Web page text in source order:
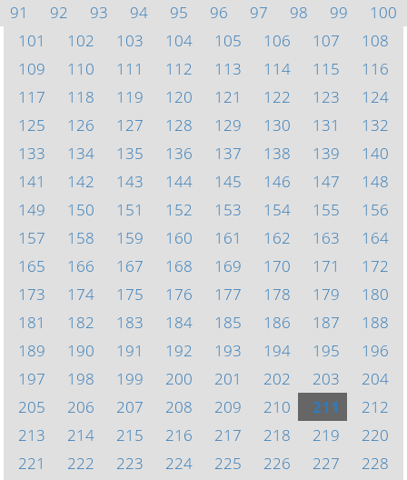
91
92 93 94 95 96 97 98 99
100
101
102 103 104 105 106 107
108
109
110 111 112 113 114 115
116
117
118 119 120 121 122 123
124
125
126 127 128 129 130 131
132
133
134 135 136 137 138 139
140
141
142 143 144 145 146 147
148
149
150 151 152 153 154 155
156
157
158 159 160 161 162 163
164
165
166 167 168 169 170 171
172
173
174 175 176 177 178 179
180
181
182 183 184 185 186 187
188
189
190 191 192 193 194 195
196
197
198 199 200 201 202 203
204
205
206 207 208 209 210 211
212
213
214 215 216 217 218 219
220
221
222 223 224 225 226 227
228